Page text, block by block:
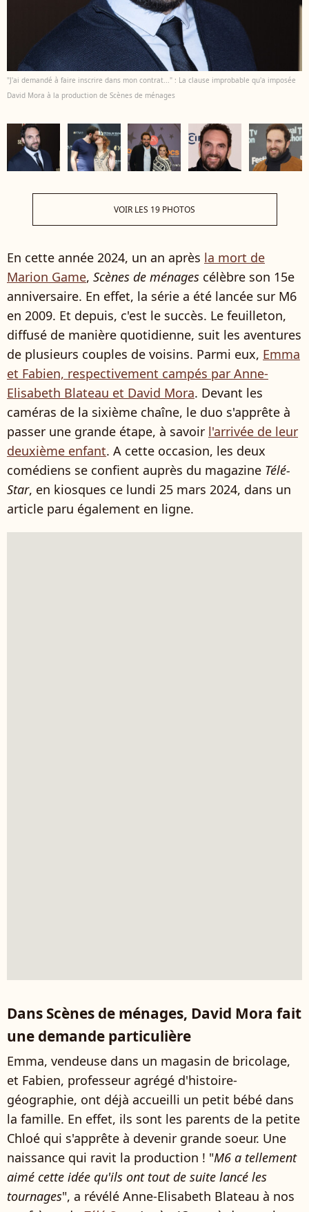
"J'ai demandé à faire inscrire dans mon contrat..." : La clause improbable qu'a imposée
David Mora à la production de Scènes de ménages
VOIR LES 19 PHOTOS
En cette année 2024, un an après la mort de
Marion Game, Scènes de ménages célèbre son 15e
anniversaire. En effet, la série a été lancée sur M6
en 2009. Et depuis, c'est le succès. Le feuilleton,
diffusé de manière quotidienne, suit les aventures
de plusieurs couples de voisins. Parmi eux, Emma
et Fabien, respectivement campés par Anne-
Elisabeth Blateau et David Mora. Devant les
caméras de la sixième chaîne, le duo s'apprête à
passer une grande étape, à savoir l'arrivée de leur
deuxième enfant. A cette occasion, les deux
comédiens se confient auprès du magazine Télé-
Star, en kiosques ce lundi 25 mars 2024, dans un
article paru également en ligne.
Dans Scènes de ménages, David Mora fait
une demande particulière
Emma, vendeuse dans un magasin de bricolage,
et Fabien, professeur agrégé d'histoire-
géographie, ont déjà accueilli un petit bébé dans
la famille. En effet, ils sont les parents de la petite
Chloé qui s'apprête à devenir grande soeur. Une
naissance qui ravit la production ! "M6 a tellement
aimé cette idée qu'ils ont tout de suite lancé les
tournages", a révélé Anne-Elisabeth Blateau à nos